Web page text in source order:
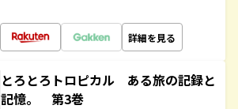
詳細を見る
とろとろトロピカル ある旅の記録と
記憶。 第3巻